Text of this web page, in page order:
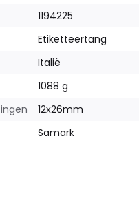
1194225
Etiketteertang
Italië
1088 g
12x26mm
Samark